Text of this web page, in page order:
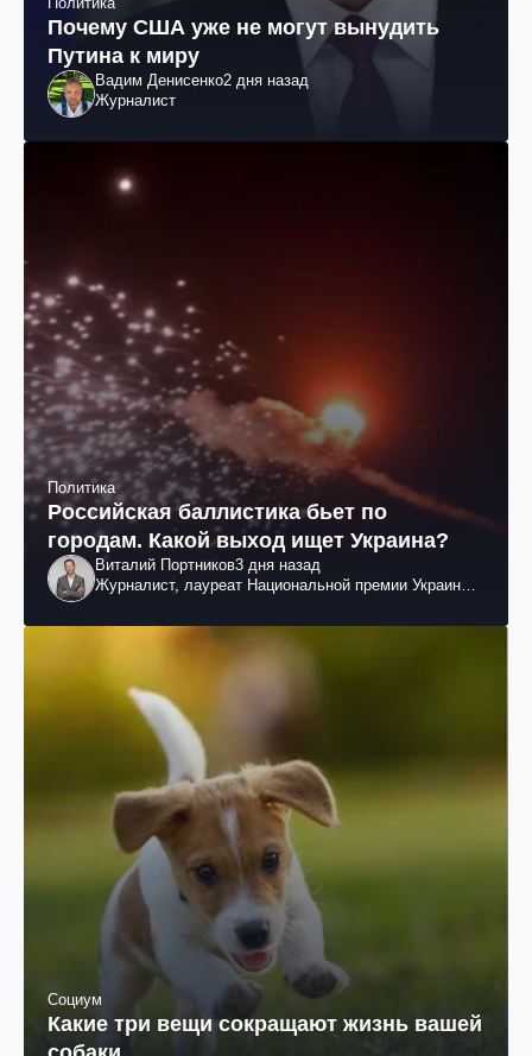
Почему США уже не могут вынудить
Путина к миру
Вадим Денисенко2 дня назад
Журналист
Политика
Российская баллистика бьет по
городам. Какой выход ищет Украина?
Виталий Портников3 дня назад
Журналист, лауреат Национальной премии Украины
Социум
Какие три вещи сокращают жизнь вашей